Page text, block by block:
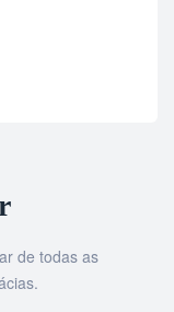
de todas as